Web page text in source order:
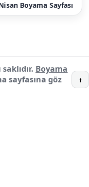
Boyama Sayfası
Boyama
sayfasına göz
↑